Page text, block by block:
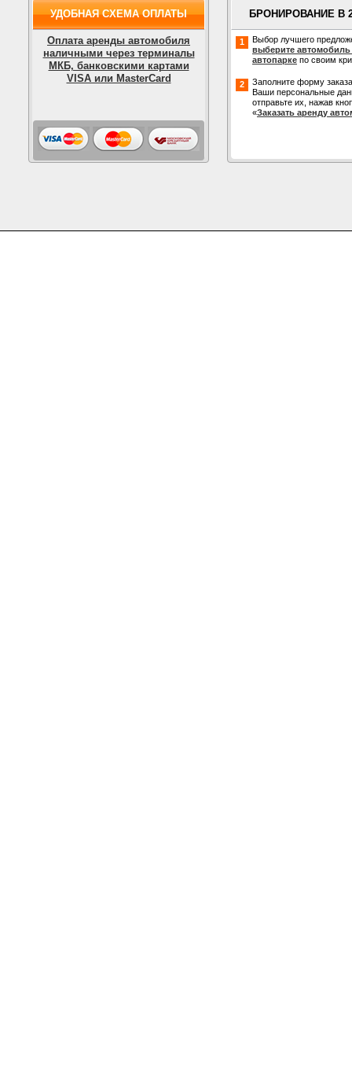
УДОБНАЯ СХЕМА ОПЛАТЫ
Оплата аренды автомобиля
наличными через терминалы
МКБ, банковскими картами
VISA или MasterCard
БРОНИРОВАНИЕ В
1
Выбор лучшего
выберите
автопарке по своим
2
Заполните форму
Ваши персональные
отправьте их, нажав
«Заказать аренду